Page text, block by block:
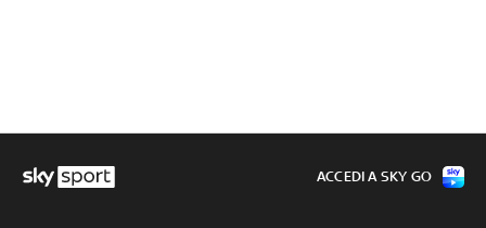
ACCEDI A SKY GO